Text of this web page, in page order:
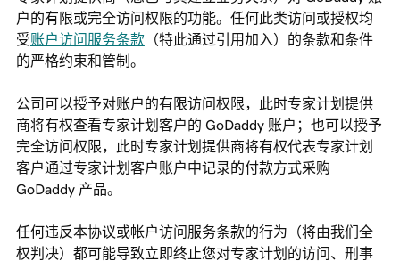
户的有限或完全访问权限的功能。任何此类访问或授权均
受账户访问服务条款（特此通过引用加入）的条款和条件
的严格约束和管制。
公司可以授予对账户的有限访问权限，此时专家计划提供
商将有权查看专家计划客户的 GoDaddy 账户；也可以授予
完全访问权限，此时专家计划提供商将有权代表专家计划
客户通过专家计划客户账户中记录的付款方式采购
GoDaddy 产品。
任何违反本协议或帐户访问服务条款的行为（将由我们全
权判决）都可能导致立即终止您对专家计划的访问、刑事